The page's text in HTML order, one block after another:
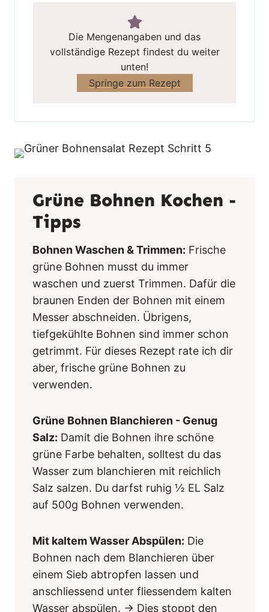
Die Mengenangaben und das
vollständige Rezept findest du weiter
unten!
Springe zum Rezept
Grüne Bohnen Kochen -
Tipps
Bohnen Waschen & Trimmen: Frische
grüne Bohnen musst du immer
waschen und zuerst Trimmen. Dafür die
braunen Enden der Bohnen mit einem
Messer abschneiden. Übrigens,
tiefgekühlte Bohnen sind immer schon
getrimmt. Für dieses Rezept rate ich dir
aber, frische grüne Bohnen zu
verwenden.
Grüne Bohnen Blanchieren - Genug
Salz: Damit die Bohnen ihre schöne
grüne Farbe behalten, solltest du das
Wasser zum blanchieren mit reichlich
Salz salzen. Du darfst ruhig ½ EL Salz
auf 500g Bohnen verwenden.
Mit kaltem Wasser Abspülen: Die
Bohnen nach dem Blanchieren über
einem Sieb abtropfen lassen und
anschliessend unter fliessendem kalten
Wasser abspülen. → Dies stoppt den